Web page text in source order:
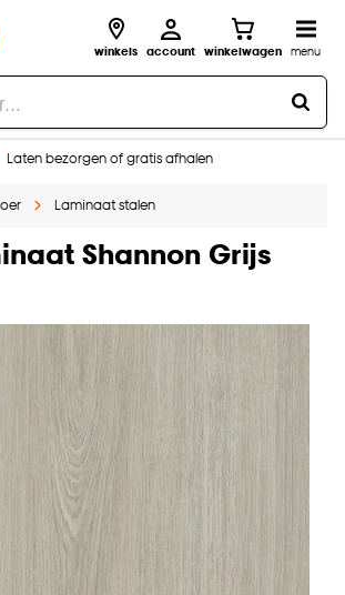
winkels account winkelwagen menu
Laten bezorgen of gratis afhalen
raam advies en opmeten aan huis
Laminaat stalen
Shannon Grijs